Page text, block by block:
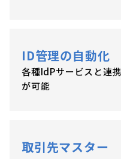
ID管理の自動化
各種IdPサービスと連
が可能
取引先マスター